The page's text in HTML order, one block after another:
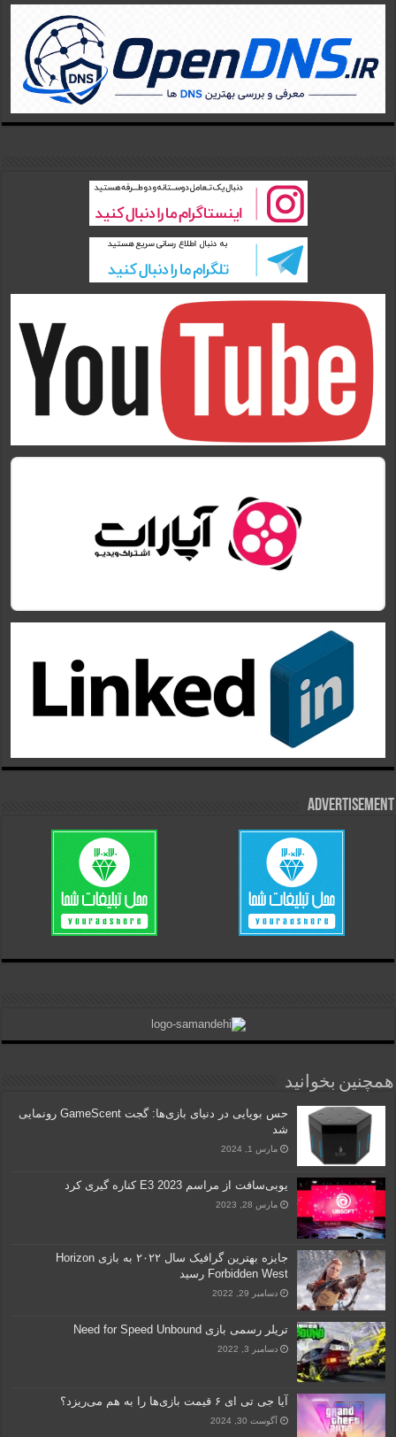
Advertisement
همچنین بخوانید
حس بویایی در دنیای بازی‌ها: گجت GameScent رونمایی
شد
مارس 1, 2024
یوبی‌سافت از مراسم E3 2023 کناره گیری کرد
مارس 28, 2023
جایزه بهترین گرافیک سال ۲۰۲۲ به بازی Horizon
Forbidden West رسید
دسامبر 29, 2022
تریلر رسمی بازی Need for Speed Unbound
دسامبر 3, 2022
آیا جی تی ای ۶ قیمت بازی‌ها را به هم می‌ریزد؟
آگوست 30, 2024